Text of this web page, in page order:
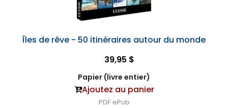
Îles de rêve - 50 itinéraires autour du monde
39,95 $
Papier (livre entier)
Ajoutez au panier
PDF ePub